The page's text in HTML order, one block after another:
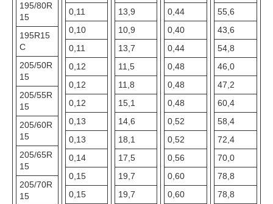
195/80R
15
195R15
С
205/50R
15
205/55R
15
205/60R
15
205/65R
15
205/70R
15
0,11
0,10
0,11
0,12
0,12
0,12
0,13
0,13
0,14
0,15
0,15
13,9
10,9
13,7
11,5
11,8
15,1
14,6
18,1
17,5
19,7
19,7
0,44
0,40
0,44
0,48
0,48
0,48
0,52
0,52
0,56
0,60
0,60
55,6
43,6
54,8
46,0
47,2
60,4
58,4
72,4
70,0
78,8
78,8